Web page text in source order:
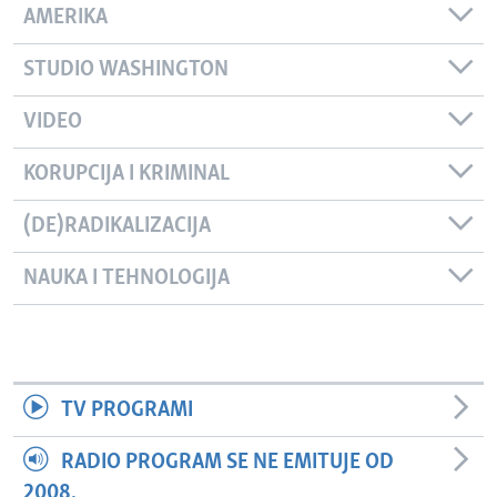
AMERIKA
STUDIO WASHINGTON
VIDEO
KORUPCIJA I KRIMINAL
(DE)RADIKALIZACIJA
NAUKA I TEHNOLOGIJA
TV PROGRAMI
RADIO PROGRAM SE NE EMITUJE OD